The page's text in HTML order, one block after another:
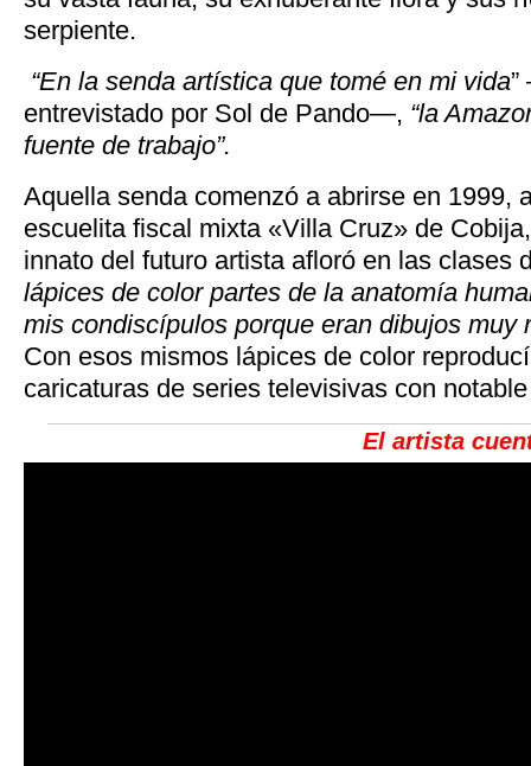
serpiente.
“En la senda artística que tomé en mi vida”
entrevistado por Sol de Pando—, “la
fuente de trabajo”.
Aquella senda comenzó a abrirse en 1999,
escuelita fiscal mixta «Villa Cruz» de
innato del futuro artista afloró en las clases
lápices de color partes de la anatomía
mis condiscípulos porque eran dibujos muy
Con esos mismos lápices de color
caricaturas de series televisivas con
El artista